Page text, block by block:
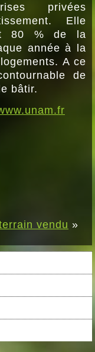
privées
Elle
80 % de la
année à la
A ce
de
bâtir.
vendu »